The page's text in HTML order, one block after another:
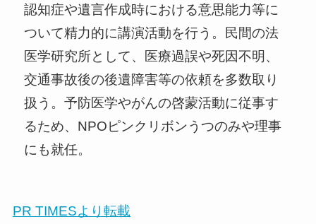
認知症や遺⾔作成時における意思能⼒等に
ついて精⼒的に講演活動を行う。⺠間の法
医学研究所として、医療過誤や死因不明、
交通事故後の後遺障害等の依頼を多数取り
扱う。予防医学やがんの啓蒙活動に従事す
るため、NPOピンクリボンうつのみや理事
にも就任。
PR TIMESより転載